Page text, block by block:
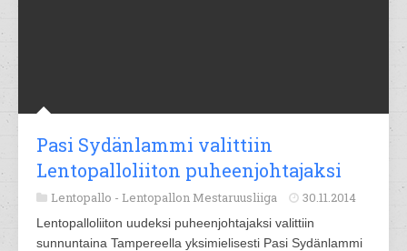
Pasi Sydänlammi valittiin
Lentopalloliiton puheenjohtajaksi
Lentopallo - Lentopallon Mestaruusliiga 30.11.2014
Lentopalloliiton uudeksi puheenjohtajaksi valittiin
sunnuntaina Tampereella yksimielisesti Pasi Sydänlammi